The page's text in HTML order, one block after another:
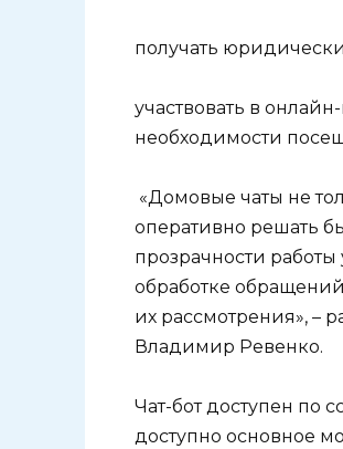
получать
участвовать в
необходимости
«Домовые чаты не
оперативно решать
прозрачности
обработке
их рассмотрения», –
Владимир Ревенко.
Чат-бот доступен по
доступно основное